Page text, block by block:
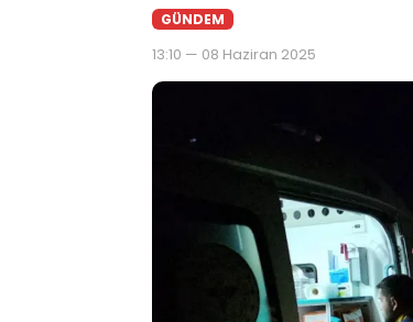
GÜNDEM
13:10 — 08 Haziran 2025